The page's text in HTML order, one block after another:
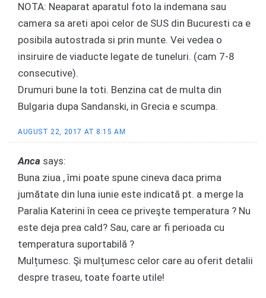
NOTA: Neaparat aparatul foto la indemana sau
camera sa areti apoi celor de SUS din Bucuresti ca e
posibila autostrada si prin munte. Vei vedea o
insiruire de viaducte legate de tuneluri. (cam 7-8
consecutive).
Drumuri bune la toti. Benzina cat de multa din
Bulgaria dupa Sandanski, in Grecia e scumpa.
AUGUST 22, 2017 AT 8:15 AM
Anca says:
Buna ziua , îmi poate spune cineva daca prima
jumătate din luna iunie este indicată pt. a merge la
Paralia Katerini în ceea ce priveşte temperatura ? Nu
este deja prea cald? Sau, care ar fi perioada cu
temperatura suportabilă ?
Mulțumesc. Şi mulțumesc celor care au oferit detalii
despre traseu, toate foarte utile!